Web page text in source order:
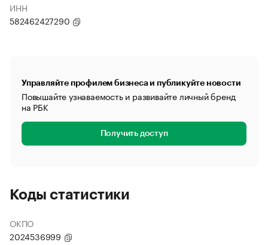
ИНН
582462427290
Управляйте профилем бизнеса и публикуйте новости
Повышайте узнаваемость и развивайте личный бренд
на РБК
Получить доступ
Коды статистики
ОКПО
2024536999